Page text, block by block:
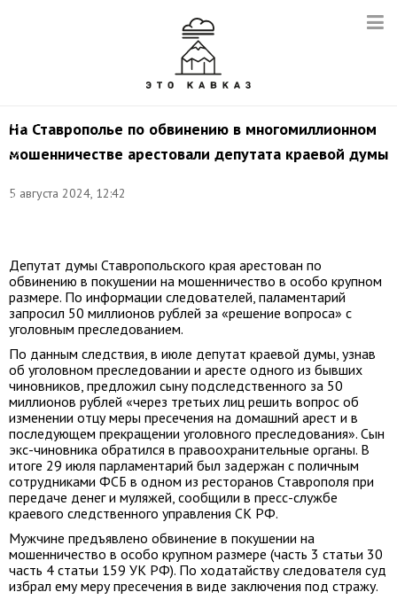
На Ставрополье по обвинению в многомиллионном
мошенничестве арестовали депутата краевой думы
5 августа 2024, 12:42
пресс-
служба
СУ
по
Депутат думы Ставропольского края арестован по
обвинению в покушении на мошенничество в особо крупном
размере. По информации следователей, паламентарий
запросил 50 миллионов рублей за «решение вопроса» с
уголовным преследованием.
По данным следствия, в июле депутат краевой думы, узнав
об уголовном преследовании и аресте одного из бывших
чиновников, предложил сыну подследственного за 50
миллионов рублей «через третьих лиц решить вопрос об
изменении отцу меры пресечения на домашний арест и в
последующем прекращении уголовного преследования». Сын
экс-чиновника обратился в правоохранительные органы. В
итоге 29 июля парламентарий был задержан с поличным
сотрудниками ФСБ в одном из ресторанов Ставрополя при
передаче денег и муляжей, сообщили в пресс-службе
краевого следственного управления СК РФ.
Мужчине предъявлено обвинение в покушении на
мошенничество в особо крупном размере (часть 3 статьи 30
часть 4 статьи 159 УК РФ). По ходатайству следователя суд
избрал ему меру пресечения в виде заключения под стражу.